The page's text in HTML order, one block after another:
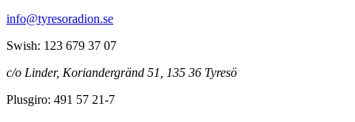
info@tyresoradion.se
Swish: 123 679 37 07
c/o Linder, Koriandergränd 51, 135 36 Tyresö
Plusgiro: 491 57 21-7